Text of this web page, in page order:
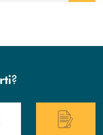
?
di Bcc San Marzano.
di assistenza immediata?
Hai bisogno di